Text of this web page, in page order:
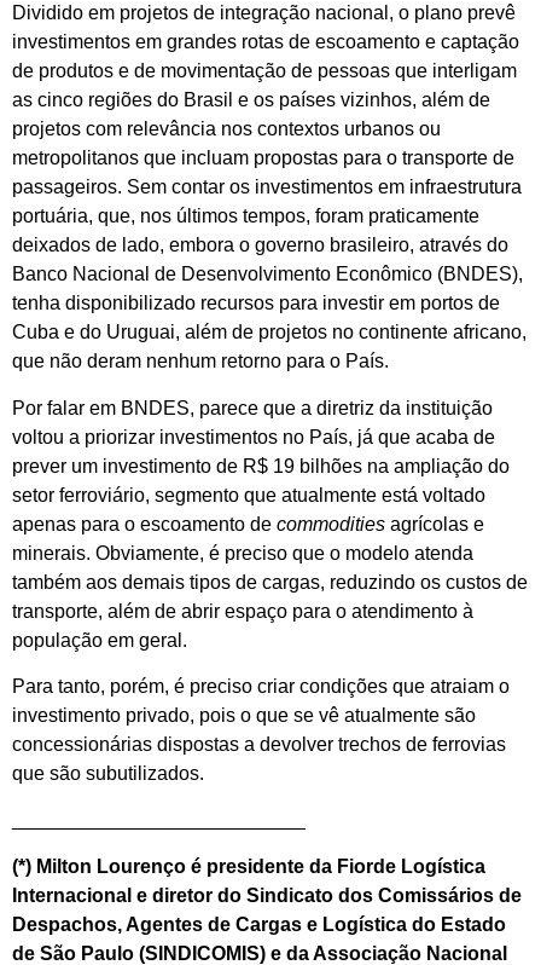
Dividido em projetos de integração nacional, o plano prevê
investimentos em grandes rotas de escoamento e captação
de produtos e de movimentação de pessoas que interligam
as cinco regiões do Brasil e os países vizinhos, além de
projetos com relevância nos contextos urbanos ou
metropolitanos que incluam propostas para o transporte de
passageiros. Sem contar os investimentos em infraestrutura
portuária, que, nos últimos tempos, foram praticamente
deixados de lado, embora o governo brasileiro, através do
Banco Nacional de Desenvolvimento Econômico (BNDES),
tenha disponibilizado recursos para investir em portos de
Cuba e do Uruguai, além de projetos no continente africano,
que não deram nenhum retorno para o País.
Por falar em BNDES, parece que a diretriz da instituição
voltou a priorizar investimentos no País, já que acaba de
prever um investimento de R$ 19 bilhões na ampliação do
setor ferroviário, segmento que atualmente está voltado
apenas para o escoamento de commodities agrícolas e
minerais. Obviamente, é preciso que o modelo atenda
também aos demais tipos de cargas, reduzindo os custos de
transporte, além de abrir espaço para o atendimento à
população em geral.
Para tanto, porém, é preciso criar condições que atraiam o
investimento privado, pois o que se vê atualmente são
concessionárias dispostas a devolver trechos de ferrovias
que são subutilizados.
(*) Milton Lourenço é presidente da Fiorde Logística
Internacional e diretor do Sindicato dos Comissários de
Despachos, Agentes de Cargas e Logística do Estado
de São Paulo (SINDICOMIS) e da Associação Nacional